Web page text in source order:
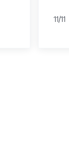
11/11